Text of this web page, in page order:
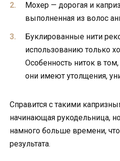
Мохер — дорогая и
выполненная из волос
Буклированные нити
использованию только
Особенность ниток в
они имеют утолщения,
Справится с такими
начинающая рукодельница,
намного больше времени,
результата.